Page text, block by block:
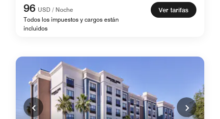
96 USD / Noche
Todos los impuestos y cargos están
incluidos
Ver tarifas